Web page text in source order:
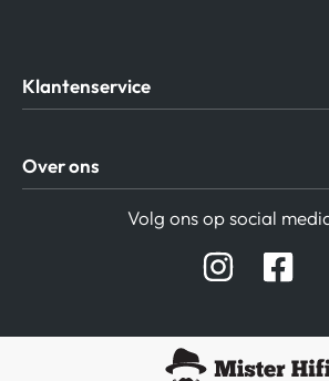
Klantenservice
Privacy beleid
Verzending / Retour
Over ons
Hifi winkel Raamsdonksveer
Volg ons op social